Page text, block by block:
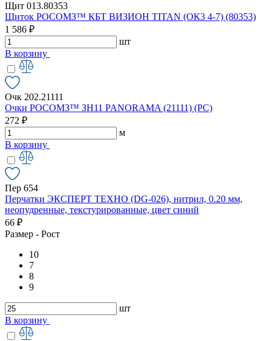
Щит 013.80353
Щиток РОСОМЗ™ КБТ ВИЗИОН TITAN (ОК3 4-7) (80353)
1 586 ₽
шт
В корзину
Очк 202.21111
Очки РОСОМЗ™ ЗН11 PANORAMA (21111) (РС)
272 ₽
м
В корзину
Пер 654
Перчатки ЭКСПЕРТ ТЕХНО (DG-026), нитрил, 0.20 мм,
неопудренные, текстурированные, цвет синий
66 ₽
Размер - Рост
10
7
8
9
шт
В корзину